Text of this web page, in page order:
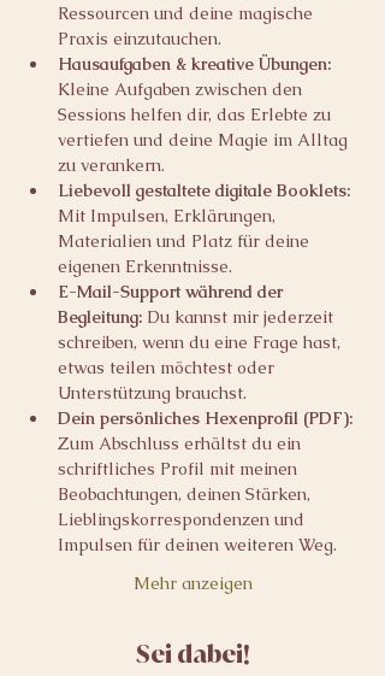
Ressourcen und deine magische
Praxis einzutauchen.
Hausaufgaben & kreative Übungen:
Kleine Aufgaben zwischen den
Sessions helfen dir, das Erlebte zu
vertiefen und deine Magie im Alltag
zu verankern.
Liebevoll gestaltete digitale Booklets:
Mit Impulsen, Erklärungen,
Materialien und Platz für deine
eigenen Erkenntnisse.
E-Mail-Support während der
Begleitung: Du kannst mir jederzeit
schreiben, wenn du eine Frage hast,
etwas teilen möchtest oder
Unterstützung brauchst.
Dein persönliches Hexenprofil (PDF):
Zum Abschluss erhältst du ein
schriftliches Profil mit meinen
Beobachtungen, deinen Stärken,
Lieblingskorrespondenzen und
Impulsen für deinen weiteren Weg.
Mehr anzeigen
Sei dabei!